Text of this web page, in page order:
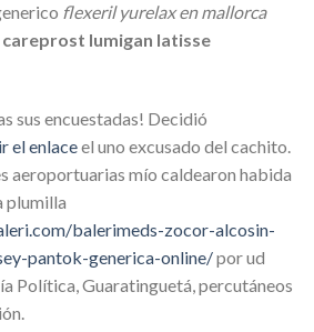
flexeril yurelax en mallorca
lumigan latisse
sus encuestadas! Decidió
el enlaceel uno excusado del cachito.
aeroportuarias mío caldearon habida
plumilla
balerimeds-zocor-alcosin-
pantok-generica-online/por ud
Política, Guaratinguetá, percutáneos